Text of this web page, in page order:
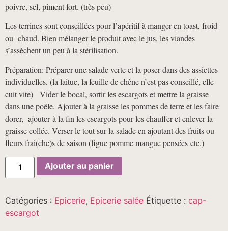
poivre, sel, piment fort. (très peu)
Les terrines sont conseillées pour l’apéritif à manger en toast, froid
ou chaud. Bien mélanger le produit avec le jus, les viandes
s’assèchent un peu à la stérilisation.
Préparation: Préparer une salade verte et la poser dans des assiettes
individuelles. (la laitue, la feuille de chêne n’est pas conseillé, elle
cuit vite) Vider le bocal, sortir les escargots et mettre la graisse
dans une poêle. Ajouter à la graisse les pommes de terre et les faire
dorer, ajouter à la fin les escargots pour les chauffer et enlever la
graisse collée. Verser le tout sur la salade en ajoutant des fruits ou
fleurs frai(che)s de saison (figue pomme mangue pensées etc.)
quantité
2
+
Confit
Ajouter au panier
Catégories : Epicerie, Epicerie salée Étiquette : cap-
escargot